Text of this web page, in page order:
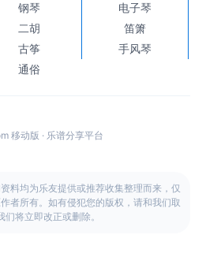
钢琴
电子琴
二胡
笛箫
古筝
手风琴
通俗
移动版 · 乐谱分享平台
料均为乐友提供或推荐收集整理而来，仅
者所有。如有侵犯您的版权，请和我们取
们将立即改正或删除。